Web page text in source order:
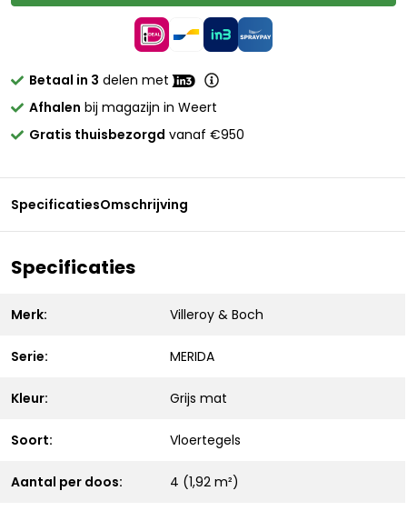
Betaal in 3 delen met
Afhalen bij magazijn in Weert
Gratis thuisbezorgd vanaf €950
SpecificatiesOmschrijving
Specificaties
Merk: Villeroy & Boch
Serie: MERIDA
Kleur: Grijs mat
Soort: Vloertegels
Aantal per doos: 4 (1,92 m²)